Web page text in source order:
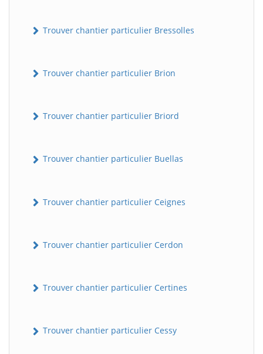
Trouver chantier particulier Bressolles
Trouver chantier particulier Brion
Trouver chantier particulier Briord
Trouver chantier particulier Buellas
Trouver chantier particulier Ceignes
Trouver chantier particulier Cerdon
Trouver chantier particulier Certines
Trouver chantier particulier Cessy